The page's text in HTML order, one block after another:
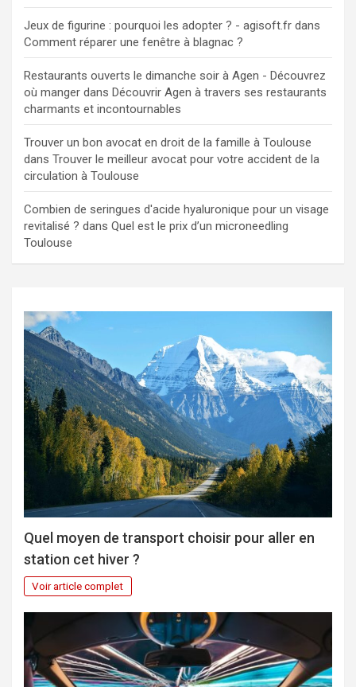
Jeux de figurine : pourquoi les adopter ? - agisoft.fr dans
Comment réparer une fenêtre à blagnac ?
Restaurants ouverts le dimanche soir à Agen - Découvrez
où manger dans Découvrir Agen à travers ses restaurants
charmants et incontournables
Trouver un bon avocat en droit de la famille à Toulouse
dans Trouver le meilleur avocat pour votre accident de la
circulation à Toulouse
Combien de seringues d'acide hyaluronique pour un visage
revitalisé ? dans Quel est le prix d’un microneedling
Toulouse
Quel moyen de transport choisir pour aller en
station cet hiver ?
Voir article complet